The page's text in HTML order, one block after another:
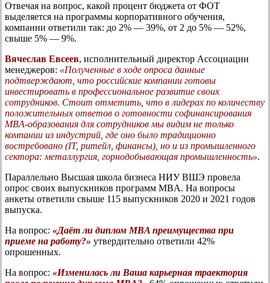
Отвечая на вопрос, какой процент бюджета от ФОТ
выделяется на программы корпоративного обучения,
компании ответили так: до 2% — 39%, от 2 до 5% — 52%,
свыше 5% — 9%.
Вячеслав Евсеев, исполнительный директор Ассоциации
менеджеров: «Полученные в ходе опроса данные
подтверждают, что российские компании готовы
инвестировать в профессиональное развитие своих
сотрудников. Стоит отметить, что в лидерах по количеству
положительных ответов о готовности софинансирования
MBA-образования для сотрудников мы видим не только
компании из индустрий, где оно было традиционно
востребовано (IT, ритейл, финансы), но и из промышленного
сектора: металлургия, горнодобывающая промышленность».
Параллельно Высшая школа бизнеса НИУ ВШЭ провела
опрос своих выпускников программ MBA. На вопросы
анкеты ответили свыше 115 выпускников 2020 и 2021 годов
выпуска.
На вопрос: «Даёт ли диплом MBA преимущества при
приеме на работу?» утвердительно ответили 42%
опрошенных.
На вопрос: «Изменилась ли Ваша карьерная траектория